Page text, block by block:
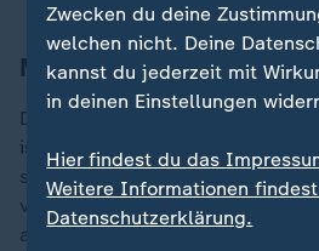
Mit "Hara Hachi Bu"
Die Ernährungsexpertin setzt auf
ist eine konfuzianische Lehre,
so viel essen sollte, bis man
verspürt und nicht, bis man satt
auch als 80-Prozent-Regel
Zwecken du deine
welchen nicht. Deine
kannst du jederzeit mit
in deinen Einstellungen
Hier findest du das
Weitere Informationen
Datenschutzerklärung.